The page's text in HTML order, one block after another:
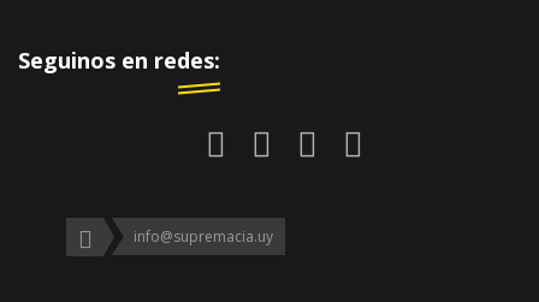
Seguinos en redes:
info@supremacia.uy